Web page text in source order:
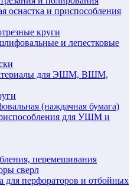
оснастка и приспособления
круги
и лепестковые
для ЭШМ, ВШМ,
(наждачная бумага)
для УШМ и
перемешивания
сверл
для перфораторов и отбойных